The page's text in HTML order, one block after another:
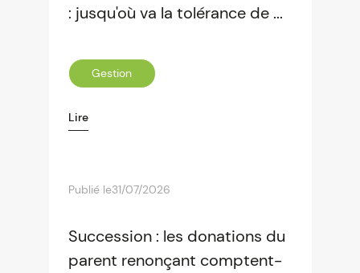
: jusqu'où va la tolérance de ...
Gestion
Lire
Publié le31/07/2026
Succession : les donations du
parent renonçant comptent-